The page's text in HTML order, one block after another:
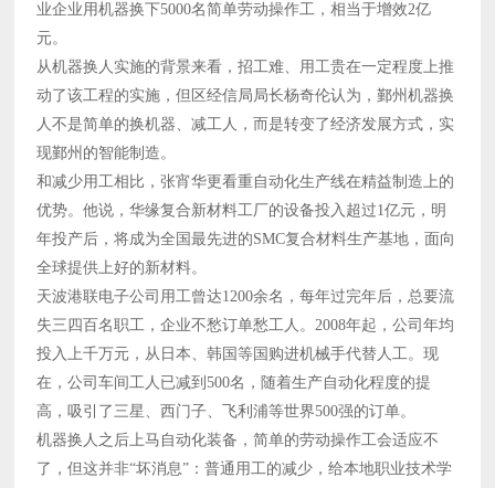
业企业用机器换下5000名简单劳动操作工，相当于增效2亿
元。
从机器换人实施的背景来看，招工难、用工贵在一定程度上推
动了该工程的实施，但区经信局局长杨奇伦认为，鄞州机器换
人不是简单的换机器、减工人，而是转变了经济发展方式，实
现鄞州的智能制造。
和减少用工相比，张宵华更看重自动化生产线在精益制造上的
优势。他说，华缘复合新材料工厂的设备投入超过1亿元，明
年投产后，将成为全国最先进的SMC复合材料生产基地，面向
全球提供上好的新材料。
天波港联电子公司用工曾达1200余名，每年过完年后，总要流
失三四百名职工，企业不愁订单愁工人。2008年起，公司年均
投入上千万元，从日本、韩国等国购进机械手代替人工。现
在，公司车间工人已减到500名，随着生产自动化程度的提
高，吸引了三星、西门子、飞利浦等世界500强的订单。
机器换人之后上马自动化装备，简单的劳动操作工会适应不
了，但这并非“坏消息”：普通用工的减少，给本地职业技术学